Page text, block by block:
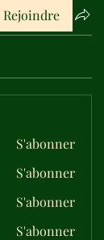
Rejoindre
S'abonner
S'abonner
S'abonner
S'abonner